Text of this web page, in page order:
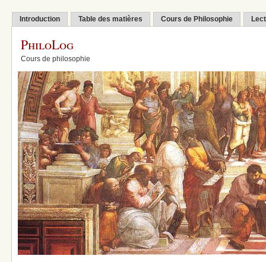
Introduction Table des matières Cours de Philosophie
PhiloLog
Cours de philosophie